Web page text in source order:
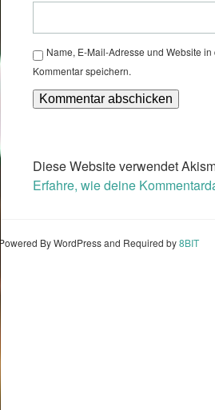
Name, E-Mail-Adresse und Website
Kommentar speichern.
Diese Website verwendet
Erfahre, wie deine
Powered By WordPress and Required by8BIT